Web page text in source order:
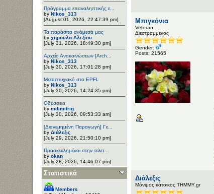
Πρόγραμμα επαναληπτικής ε...
by Nikos_313
[August 01, 2026, 22:47:39 pm]
Τα παράσιτα ανάμεσά μας
by χηρουλα Αλεξίου
[July 31, 2026, 18:49:30 pm]
Αρχείο Ανακοινώσεων [Arch...
by Nikos_313
[July 30, 2026, 17:01:28 pm]
Μεταπτυχιακό στο EPFL
by Nikos_313
[July 30, 2026, 14:24:35 pm]
Οδύσσεια
by mdimitrig
[July 30, 2026, 09:53:33 am]
[Διανεμημένη Παραγωγή] Γε...
by Διάλεξις
[July 29, 2026, 21:50:10 pm]
Προσκεκλημένοι στην τελετ...
by okan
[July 28, 2026, 14:46:07 pm]
Στατιστικά
Members
Μπιγκόνια
Veteran
Διεστραμμένος
Gender:
Posts: 21565
Διάλεξις
Μόνιμος κάτοικος ΤΗΜΜΥ.gr